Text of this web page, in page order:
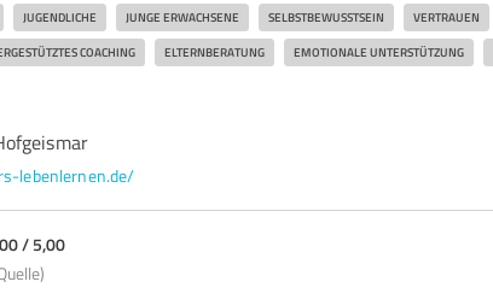
JUGENDLICHE JUNGE ERWACHSENE SELBSTBEWUSSTSEIN VERTRAUEN
COACHING ELTERNBERATUNG EMOTIONALE UNTERSTÜTZUNG
lebenlernen.de/
/ 5,00